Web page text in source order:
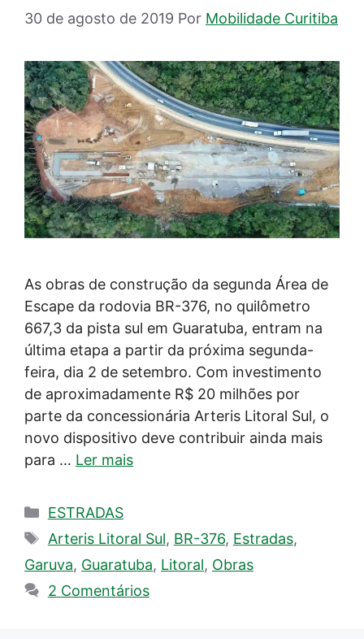
30 de agosto de 2019 Por Mobilidade Curitiba
As obras de construção da segunda Área de
Escape da rodovia BR-376, no quilômetro
667,3 da pista sul em Guaratuba, entram na
última etapa a partir da próxima segunda-
feira, dia 2 de setembro. Com investimento
de aproximadamente R$ 20 milhões por
parte da concessionária Arteris Litoral Sul, o
novo dispositivo deve contribuir ainda mais
para … Ler mais
Categorias
ESTRADAS
Tags
Arteris Litoral Sul, BR-376, Estradas,
Garuva, Guaratuba, Litoral, Obras
2 Comentários